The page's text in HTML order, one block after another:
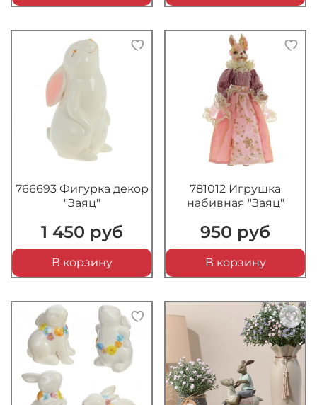
766693 Фигурка декор
"Заяц"
1 450 руб
В корзину
781012 Игрушка
набивная "Заяц"
950 руб
В корзину